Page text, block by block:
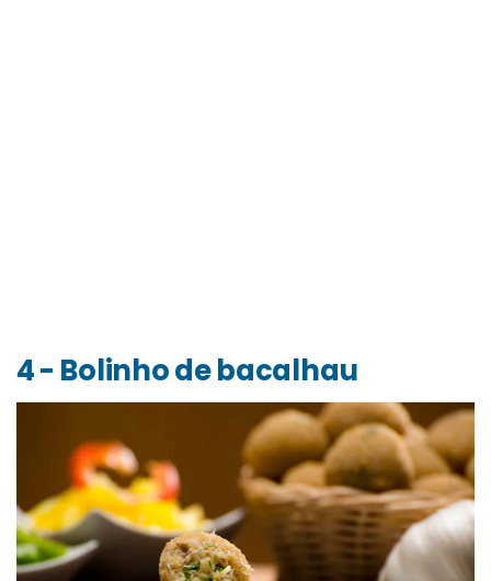
4 - Bolinho de bacalhau